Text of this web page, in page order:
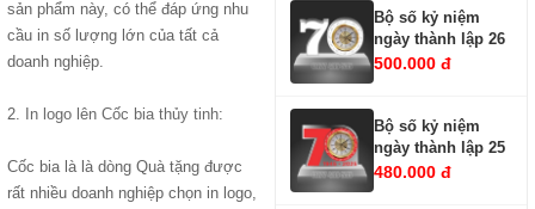
sản phẩm này, có thể đáp ứng nhu
cầu in số lượng lớn của tất cả
doanh nghiệp.
2. In logo lên Cốc bia thủy tinh:
Cốc bia là là dòng Quà tặng được
rất nhiều doanh nghiệp chọn in logo,
Bộ số kỷ niệm
ngày thành lập 26
500.000 đ
Bộ số kỷ niệm
ngày thành lập 25
480.000 đ